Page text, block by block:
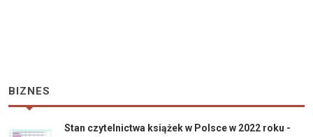
BIZNES
Stan czytelnictwa książek w Polsce w 2022 roku -